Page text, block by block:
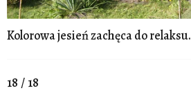
Kolorowa jesień zachęca do relaksu.
18 / 18